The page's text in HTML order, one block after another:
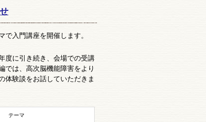
入門講座を開催します。
度に引き続き、会場での受講
では、高次脳機能障害をより
体験談をお話していただきま
テーマ